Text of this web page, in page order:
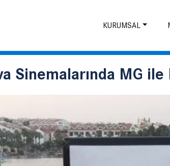
KURUMSAL
Sinemalarında MG